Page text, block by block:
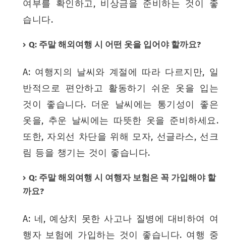
여부를 확인하고, 비상금을 준비하는 것이 좋
습니다.
Q: 주말 해외여행 시 어떤 옷을 입어야 할까요?
A: 여행지의 날씨와 계절에 따라 다르지만, 일
반적으로 편안하고 활동하기 쉬운 옷을 입는
것이 좋습니다. 더운 날씨에는 통기성이 좋은
옷을, 추운 날씨에는 따뜻한 옷을 준비하세요.
또한, 자외선 차단을 위해 모자, 선글라스, 선크
림 등을 챙기는 것이 좋습니다.
Q: 주말 해외여행 시 여행자 보험은 꼭 가입해야 할
까요?
A: 네, 예상치 못한 사고나 질병에 대비하여 여
행자 보험에 가입하는 것이 좋습니다. 여행 중